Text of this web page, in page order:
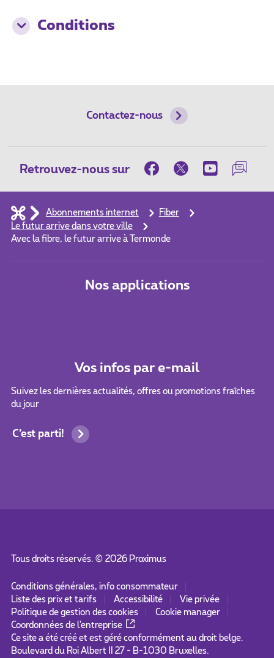
Conditions
Contactez-nous
Retrouvez-nous sur
Abonnements internet
Fiber
Le futur arrive dans votre ville
Avec la fibre, le futur arrive à Termonde
Nos applications
Vos infos par e-mail
Suivez les dernières actualités, offres ou promotions fraîches
du jour
C’est parti!
Tous droits réservés. © 2026Proximus
Conditions générales, info consommateur
Liste des prix et tarifs
Accessibilité
Vie privée
Politique de gestion des cookies
Cookie manager
Coordonnées de l’entreprise
Ce site a été créé et est géré conformément au droit belge.
Boulevard du Roi Albert II 27 - B-1030 Bruxelles.